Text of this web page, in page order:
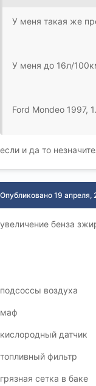
У меня такая же
У меня до 16л/
Ford Mondeo 1997,
если и да то
Опубликовано 19 апреля,
увеличение бенза
подсоссы воздуха
маф
кислородный датчик
топливный фильтр
грязная сетка в баке